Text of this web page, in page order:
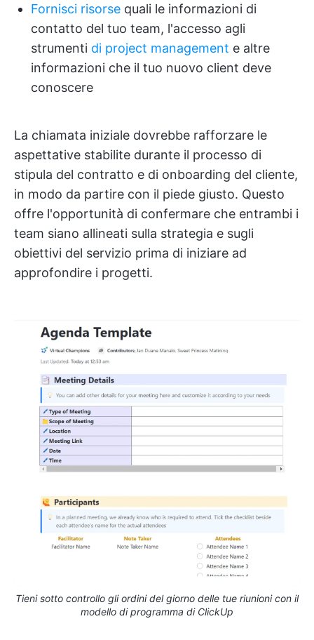
Fornisci risorse quali le informazioni di
contatto del tuo team, l'accesso agli
strumenti di project management e altre
informazioni che il tuo nuovo client deve
conoscere
La chiamata iniziale dovrebbe rafforzare le
aspettative stabilite durante il processo di
stipula del contratto e di onboarding del cliente,
in modo da partire con il piede giusto. Questo
offre l'opportunità di confermare che entrambi i
team siano allineati sulla strategia e sugli
obiettivi del servizio prima di iniziare ad
approfondire i progetti.
Tieni sotto controllo gli ordini del giorno delle tue riunioni con il
modello di programma di ClickUp